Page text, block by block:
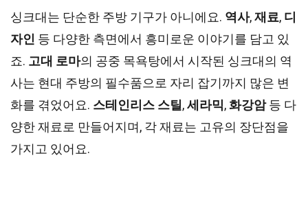
싱크대는 단순한 주방 기구가 아니에요. 역사,재료, 디
자인 등 다양한 측면에서 흥미로운 이야기를 담고 있
죠. 고대 로마의 공중 목욕탕에서 시작된 싱크대의 역
사는 현대 주방의 필수품으로 자리 잡기까지 많은 변
화를 겪었어요. 스테인리스 스틸 ,세라믹, 화강암등 다
양한 재료로 만들어지며, 각 재료는 고유의 장단점을
가지고 있어요.